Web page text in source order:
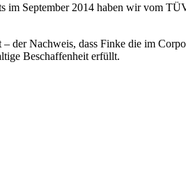
im September 2014 haben wir vom
der Nachweis, dass Finke die im
Beschaffenheit erfüllt.